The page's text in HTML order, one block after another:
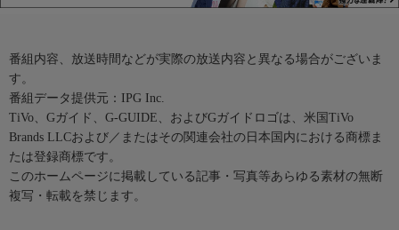
番組内容、放送時間などが実際の放送内容と異なる場合がございま
す。
番組データ提供元：IPG Inc.
TiVo、Gガイド、G-GUIDE、およびGガイドロゴは、米国TiVo
Brands LLCおよび／またはその関連会社の日本国内における商標ま
たは登録商標です。
このホームページに掲載している記事・写真等あらゆる素材の無断
複写・転載を禁じます。